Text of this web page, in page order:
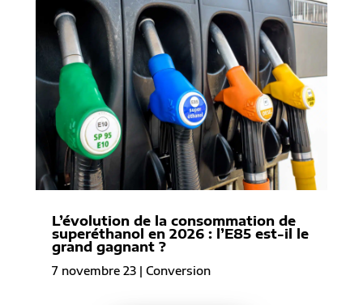
L’évolution de la consommation de
superéthanol en 2026 : l’E85 est-il le
grand gagnant ?
7 novembre 23| Conversion